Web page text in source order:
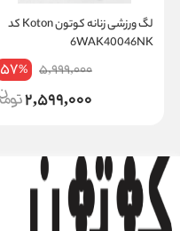
لگ ورزشی زنانه کوتون Koton کد
6WAK40046NK
5,999,000
57%
2,599,000